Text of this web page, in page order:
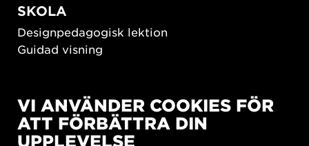
SKOLA
Designpedagogisk lektion
Guidad visning
New European Bauhaus
SUSTAINORDIC
Share Future Living
VI ANVÄNDER COOKIES FÖR
ATT FÖRBÄTTRA DIN
UPPLEVELSE